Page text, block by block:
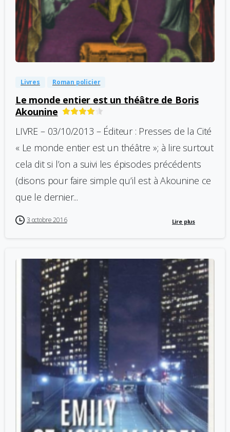
0
Livres Roman policier
Le monde entier est un théâtre de Boris
Akounine
LIVRE – 03/10/2013 – Éditeur : Presses de la Cité
« Le monde entier est un théâtre »; à lire surtout
cela dit si l’on a suivi les épisodes précédents
(disons pour faire simple qu’il est à Akounine ce
que le dernier...
3 octobre 2016 Lire plus